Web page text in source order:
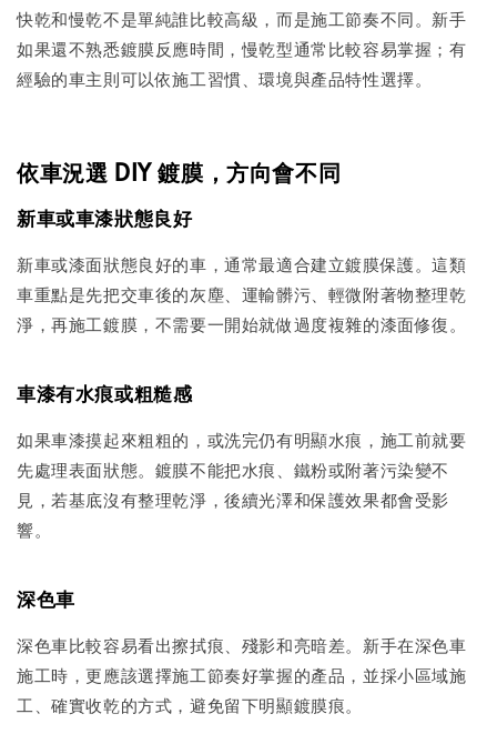
快乾和慢乾不是單純誰比較高級，而是施工節奏不同。新手
如果還不熟悉鍍膜反應時間，慢乾型通常比較容易掌握；有
經驗的車主則可以依施工習慣、環境與產品特性選擇。
依車況選 DIY 鍍膜，方向會不同
新車或車漆狀態良好
新車或漆面狀態良好的車，通常最適合建立鍍膜保護。這類
車重點是先把交車後的灰塵、運輸髒污、輕微附著物整理乾
淨，再施工鍍膜，不需要一開始就做過度複雜的漆面修復。
車漆有水痕或粗糙感
如果車漆摸起來粗粗的，或洗完仍有明顯水痕，施工前就要
先處理表面狀態。鍍膜不能把水痕、鐵粉或附著污染變不
見，若基底沒有整理乾淨，後續光澤和保護效果都會受影
響。
深色車
深色車比較容易看出擦拭痕、殘影和亮暗差。新手在深色車
施工時，更應該選擇施工節奏好掌握的產品，並採小區域施
工、確實收乾的方式，避免留下明顯鍍膜痕。